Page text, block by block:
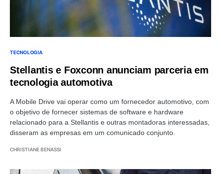
TECNOLOGIA
Stellantis e Foxconn anunciam parceria em
tecnologia automotiva
A Mobile Drive vai operar como um fornecedor automotivo, com
o objetivo de fornecer sistemas de software e hardware
relacionado para a Stellantis e outras montadoras interessadas,
disseram as empresas em um comunicado conjunto.
CHRISTIANE BENASSI